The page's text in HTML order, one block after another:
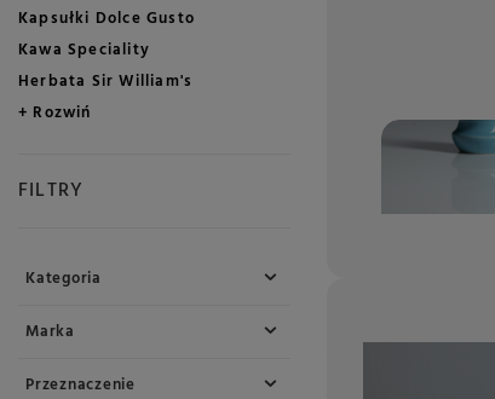
Kapsułki Dolce Gusto
Kawa Speciality
Herbata Sir William's
+ Rozwiń
FILTRY
Kategoria
Marka
Przeznaczenie